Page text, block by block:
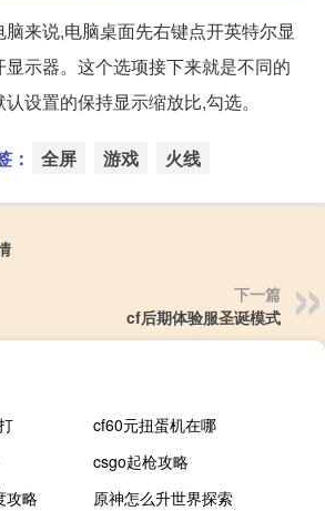
来说,电脑桌面先右键点开英特尔显
示器。这个选项接下来就是不同的
设置的保持显示缩放比,勾选。
： 全屏 游戏 火线
下一篇
cf后期体验服圣诞模式
cf60元扭蛋机在哪
csgo起枪攻略
攻略
原神怎么升世界探索